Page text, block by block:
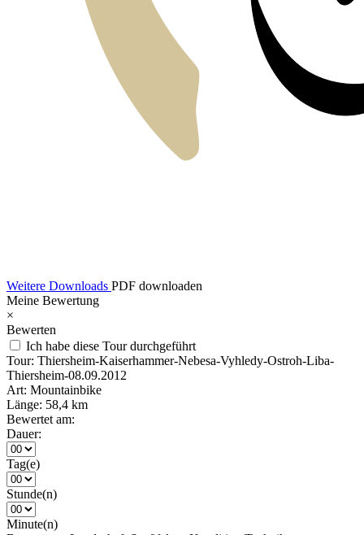
Weitere Downloads PDF downloaden
Meine Bewertung
×
Bewerten
Ich habe diese Tour durchgeführt
Tour: Thiersheim-Kaiserhammer-Nebesa-Vyhledy-Ostroh-Liba-
Thiersheim-08.09.2012
Art: Mountainbike
Länge: 58,4 km
Bewertet am:
Dauer:
Tag(e)
Stunde(n)
Minute(n)